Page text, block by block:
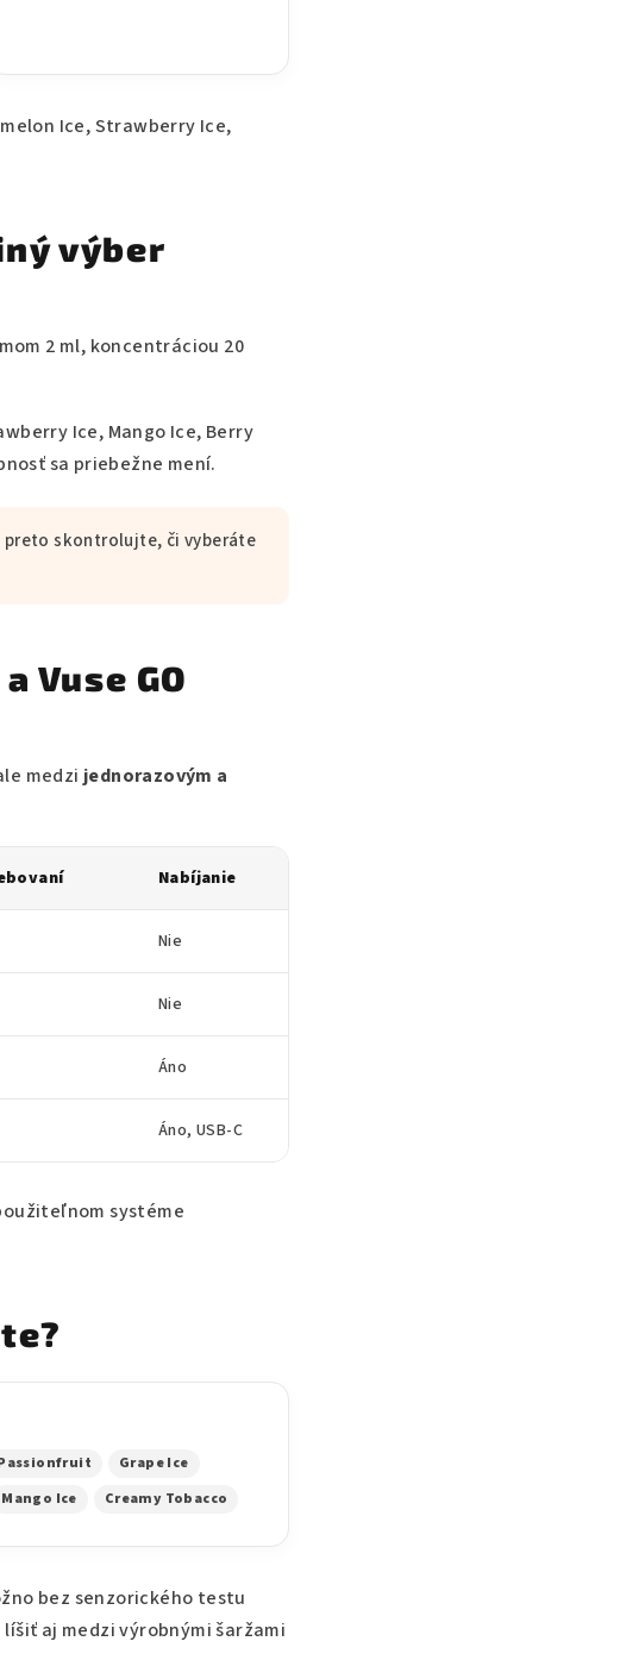
Ice, Strawberry Ice,
výber
2 ml, koncentráciou 20
Ice, Mango Ice, Berry
sa priebežne mení.
preto skontrolujte, či vyberáte
Vuse GO
medzi jednorazovým a
Nabíjanie
Nie
Nie
Áno
Áno, USB-C
systéme
Grape Ice
Mango Ice Creamy Tobacco
bez senzorického testu
aj medzi výrobnými šaržami